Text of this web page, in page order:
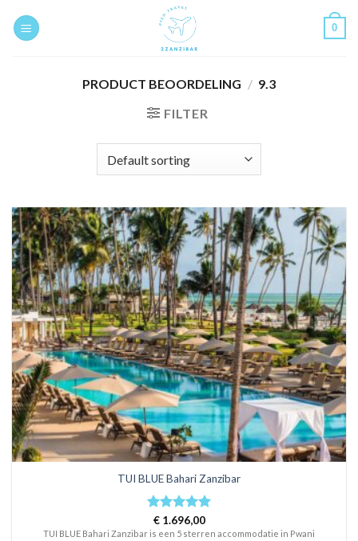
0
PRODUCT BEOORDELING / 9.3
FILTER
TUI BLUE Bahari Zanzibar
Rated5
out of 5
€1.696,00
TUI BLUE Bahari Zanzibar is een 5 sterren accommodatie in Pwani